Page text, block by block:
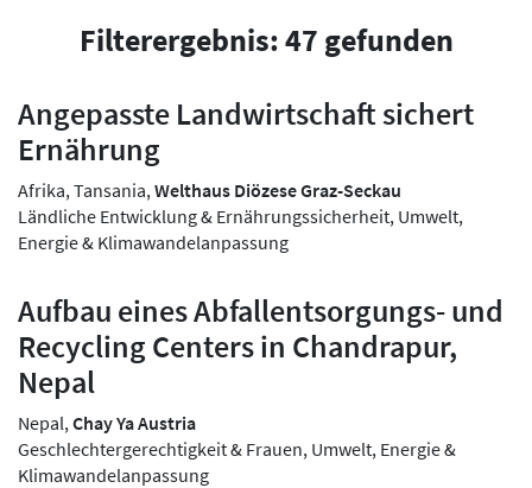
Filterergebnis: 47 gefunden
Angepasste Landwirtschaft sichert
Ernährung
Afrika, Tansania, Welthaus Diözese Graz-Seckau
Ländliche Entwicklung & Ernährungssicherheit, Umwelt,
Energie & Klimawandelanpassung
Aufbau eines Abfallentsorgungs- und
Recycling Centers in Chandrapur,
Nepal
Nepal, Chay Ya Austria
Geschlechtergerechtigkeit & Frauen, Umwelt, Energie &
Klimawandelanpassung